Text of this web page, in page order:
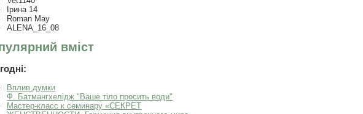
Ірина 14
Roman May
ALENA_16_08
вміст
Вплив думки
Ф. Батмангхелідж "Ваше тіло просить води"
Мастер-класс к семинару «СЕКРЕТ